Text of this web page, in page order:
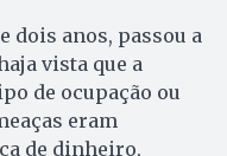
dois anos, passou a
vista que a
de ocupação ou
eram
de dinheiro,